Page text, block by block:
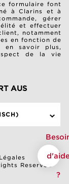
formulaire font
à Clarins et à
gérer
et effectuer
notamment
en fonction de
en savoir plus,
de la vie
AUS
Reserved
?